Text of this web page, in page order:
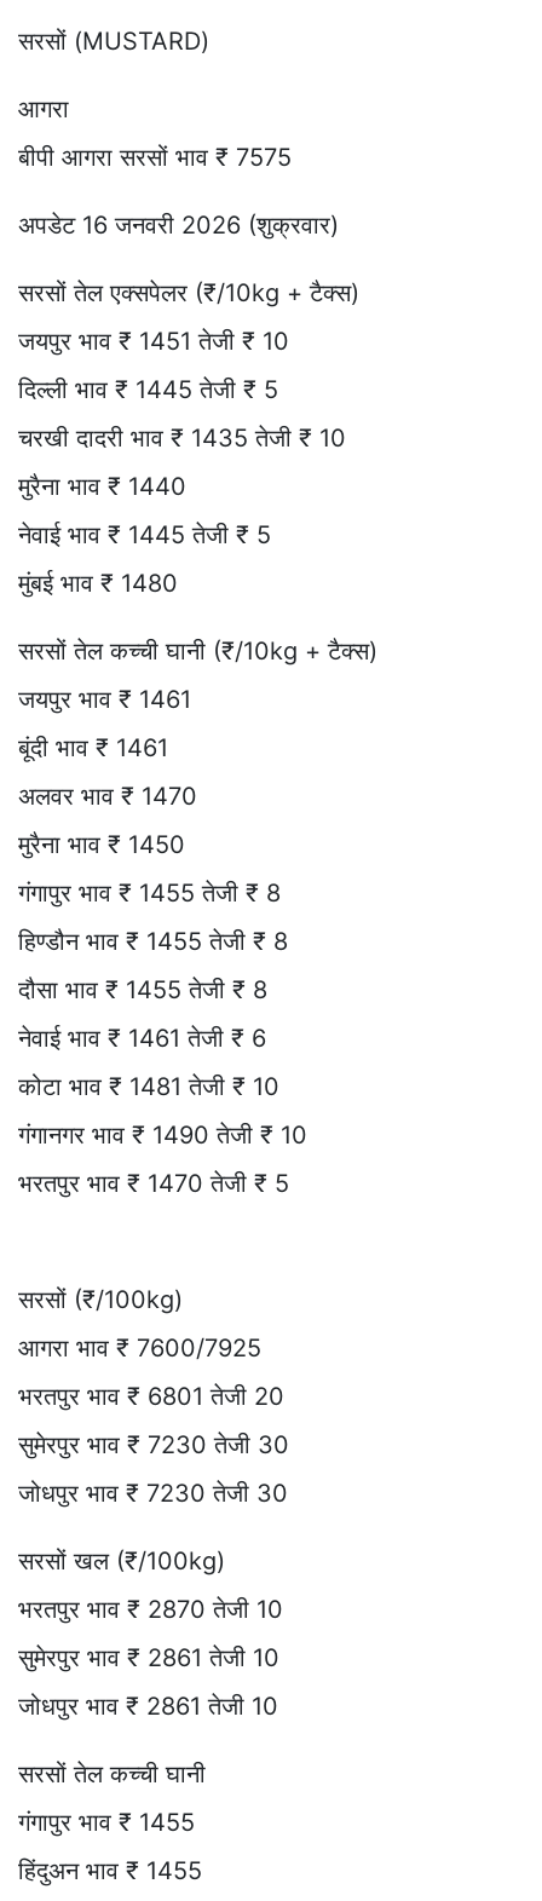
सरसों (MUSTARD)
आगरा
बीपी आगरा सरसों भाव ₹ 7575
अपडेट 16 जनवरी 2026 (शुक्रवार)
सरसों तेल एक्सपेलर (₹/10kg + टैक्स)
जयपुर भाव ₹ 1451 तेजी ₹ 10
दिल्ली भाव ₹ 1445 तेजी ₹ 5
चरखी दादरी भाव ₹ 1435 तेजी ₹ 10
मुरैना भाव ₹ 1440
नेवाई भाव ₹ 1445 तेजी ₹ 5
मुंबई भाव ₹ 1480
सरसों तेल कच्ची घानी (₹/10kg + टैक्स)
जयपुर भाव ₹ 1461
बूंदी भाव ₹ 1461
अलवर भाव ₹ 1470
मुरैना भाव ₹ 1450
गंगापुर भाव ₹ 1455 तेजी ₹ 8
हिण्डौन भाव ₹ 1455 तेजी ₹ 8
दौसा भाव ₹ 1455 तेजी ₹ 8
नेवाई भाव ₹ 1461 तेजी ₹ 6
कोटा भाव ₹ 1481 तेजी ₹ 10
गंगानगर भाव ₹ 1490 तेजी ₹ 10
भरतपुर भाव ₹ 1470 तेजी ₹ 5
सरसों (₹/100kg)
आगरा भाव ₹ 7600/7925
भरतपुर भाव ₹ 6801 तेजी 20
सुमेरपुर भाव ₹ 7230 तेजी 30
जोधपुर भाव ₹ 7230 तेजी 30
सरसों खल (₹/100kg)
भरतपुर भाव ₹ 2870 तेजी 10
सुमेरपुर भाव ₹ 2861 तेजी 10
जोधपुर भाव ₹ 2861 तेजी 10
सरसों तेल कच्ची घानी
गंगापुर भाव ₹ 1455
हिंदुअन भाव ₹ 1455